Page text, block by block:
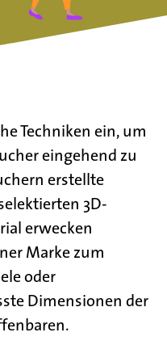
Techniken ein, um
eingehend zu
erstellte
n 3D-
erwecken
Marke zum
oder
Dimensionender
.